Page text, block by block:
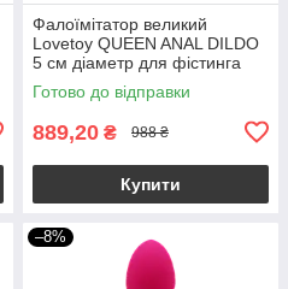
Фалоїмітатор великий
Lovetoy QUEEN ANAL DILDO
5 см діаметр для фістинга
Готово до відправки
889,20 ₴ 988 ₴
Купити
–8%